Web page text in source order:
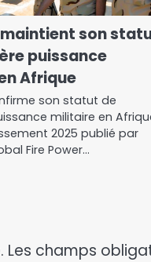
maintient son
puissance
Afrique
son statut de
militaire en
2025 publié par
Fire Power…
Les champs